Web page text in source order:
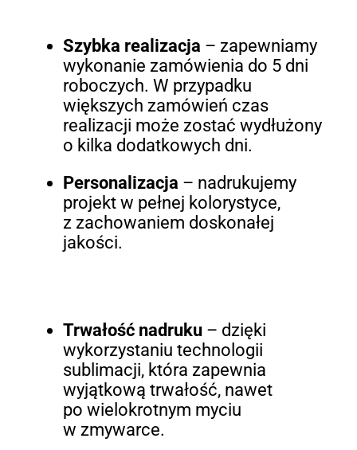
Szybka realizacja – zapewniamy
wykonanie zamówienia do 5 dni
roboczych. W przypadku
większych zamówień czas
realizacji może zostać wydłużony
o kilka dodatkowych dni.
Personalizacja – nadrukujemy
projekt w pełnej kolorystyce,
z zachowaniem doskonałej
jakości.
Trwałość nadruku– dzięki
wykorzystaniu technologii
sublimacji, która zapewnia
wyjątkową trwałość, nawet
po wielokrotnym myciu
w zmywarce.